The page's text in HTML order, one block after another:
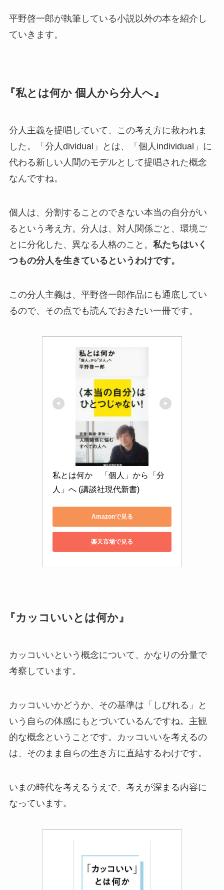
平野啓一郎が執筆している小説以外の本を紹介し
ていきます。
『私とは何か 個人から分人へ』
分人主義を提唱していて、この考え方に救われま
した。「分人dividual」とは、「個人individual」に
代わる新しい人間のモデルとして提唱された概念
なんですね。
個人は、分割することのできない本当の自分がい
るという考え方。分人は、対人関係ごと、環境ご
とに分化した、異なる人格のこと。 私たちはいく
つもの分人を生きているというわけです。
この分人主義は、平野啓一郎作品にも通底してい
るので、その点でも読んでおきたい一冊です。
私とは何か　「個人」から「分
人」へ (講談社現代新書)
Amazonで見る
楽天市場で見る
『カッコいいとは何か』
カッコいいという概念について、かなりの分量で
考察しています。
カッコいいかどうか、その基準は「しびれる」と
いう自らの体感にもとづいているんですね。主観
的な概念ということです。カッコいいを考えるの
は、そのまま自らの生き方に直結するわけです。
いまの時代を考えるうえで、考えが深まる内容に
なっています。